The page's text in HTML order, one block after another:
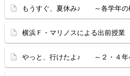
もうすぐ、夏休み♪ ～各学年の
横浜Ｆ・マリノスによる出前授業
やっと、行けたよ♪ ～２・４年